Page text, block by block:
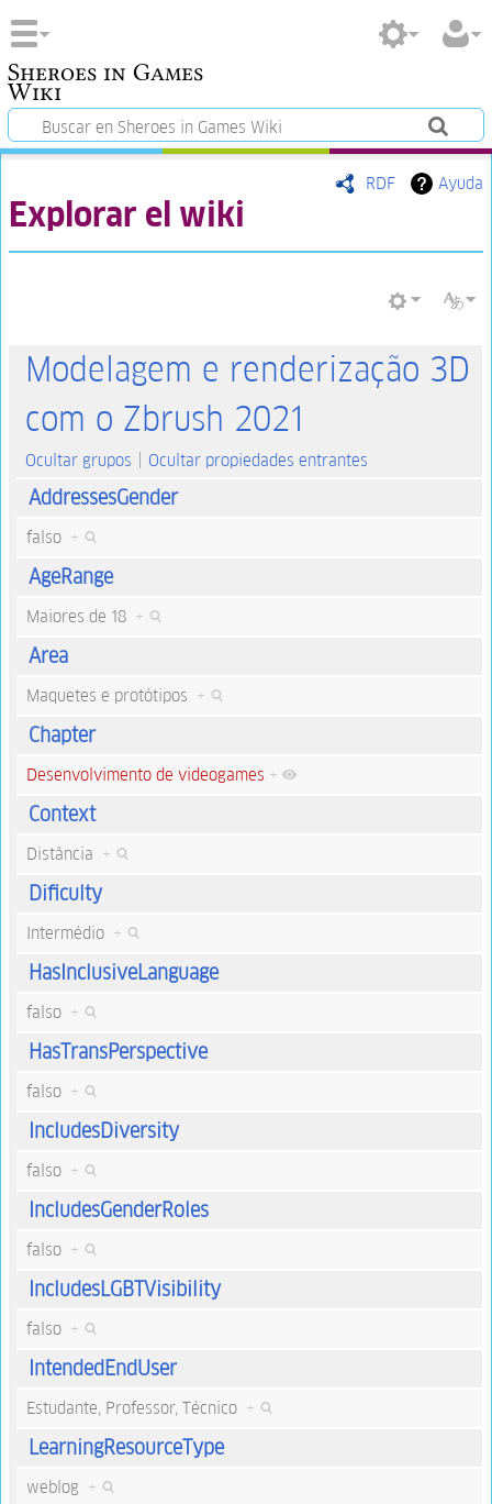
Sheroes in Games
Wiki
RDF Ayuda
Explorar el wiki
Modelagem e renderização 3D
com o Zbrush 2021
Ocultar grupos Ocultar propiedades entrantes
AddressesGender
falso +
AgeRange
Maiores de 18 +
Area
Maquetes e protótipos +
Chapter
Desenvolvimento de videogames +
Context
Distância +
Dificulty
Intermédio +
HasInclusiveLanguage
falso +
HasTransPerspective
falso +
IncludesDiversity
falso +
IncludesGenderRoles
falso +
IncludesLGBTVisibility
falso +
IntendedEndUser
Estudante, Professor, Técnico +
LearningResourceType
weblog +